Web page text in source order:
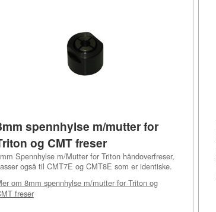
spennhylse m/mutter for
og CMT freser
Spennhylse m/Mutter for Triton håndoverfreser,
også til CMT7E og CMT8E som er identiske.
om 8mm spennhylse m/mutter for Triton og
freser